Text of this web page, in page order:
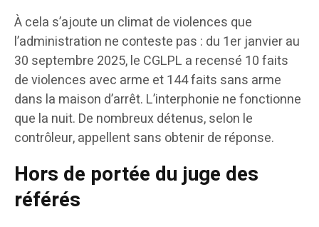
À cela s’ajoute un climat de violences que
l’administration ne conteste pas : du 1er janvier au
30 septembre 2025, le CGLPL a recensé 10 faits
de violences avec arme et 144 faits sans arme
dans la maison d’arrêt. L’interphonie ne fonctionne
que la nuit. De nombreux détenus, selon le
contrôleur, appellent sans obtenir de réponse.
Hors de portée du juge des
référés